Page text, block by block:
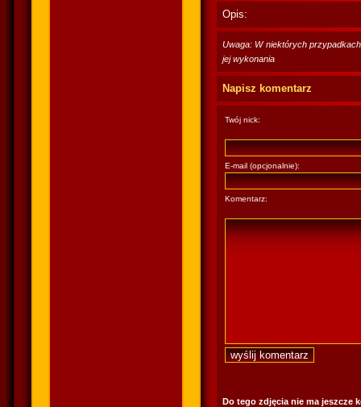
Opis:
Uwaga: W niektórych
jej wykonania
Napisz komentarz
Twój nick:
E-mail (opcjonalnie):
Komentarz:
Do tego zdjęcia nie ma jeszcze